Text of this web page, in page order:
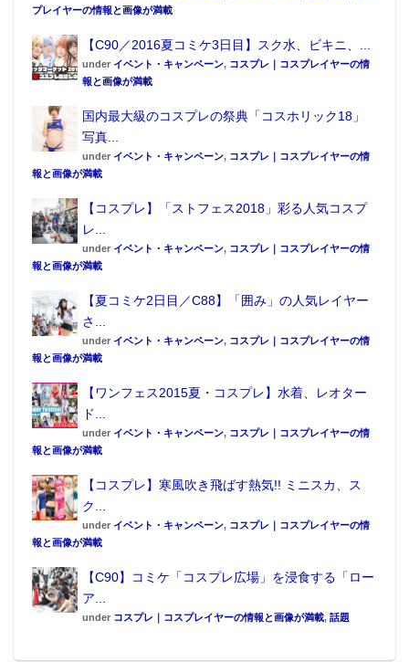
プレイヤーの情報と画像が満載
【C90／2016夏コミケ3日目】スク水、ビキニ、...
under イベント・キャンペーン, コスプレ｜コスプレイヤーの情
報と画像が満載
国内最大級のコスプレの祭典「コスホリック18」
写真...
under イベント・キャンペーン, コスプレ｜コスプレイヤーの情
報と画像が満載
【コスプレ】「ストフェス2018」彩る人気コスプ
レ...
under イベント・キャンペーン, コスプレ｜コスプレイヤーの情
報と画像が満載
【夏コミケ2日目／C88】「囲み」の人気レイヤー
さ...
under イベント・キャンペーン, コスプレ｜コスプレイヤーの情
報と画像が満載
【ワンフェス2015夏・コスプレ】水着、レオター
ド...
under イベント・キャンペーン, コスプレ｜コスプレイヤーの情
報と画像が満載
【コスプレ】寒風吹き飛ばす熱気!! ミニスカ、ス
ク...
under イベント・キャンペーン, コスプレ｜コスプレイヤーの情
報と画像が満載
【C90】コミケ「コスプレ広場」を浸食する「ロー
ア...
under コスプレ｜コスプレイヤーの情報と画像が満載, 話題